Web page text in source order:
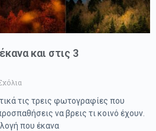
και στις 3
τις τρεις φωτογραφίες που
να βρεις τι κοινό έχουν.
που έκανα